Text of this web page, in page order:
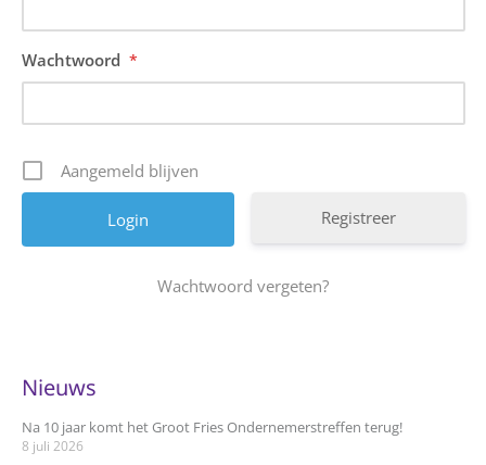
Wachtwoord *
Aangemeld blijven
Registreer
Wachtwoord vergeten?
Nieuws
Na 10 jaar komt het Groot Fries Ondernemerstreffen terug!
8 juli 2026